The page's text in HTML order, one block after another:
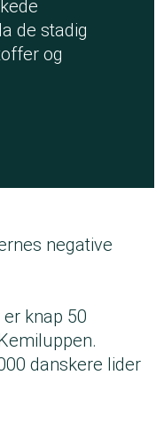
de stadig
og
negative
knap 50
danskere lider